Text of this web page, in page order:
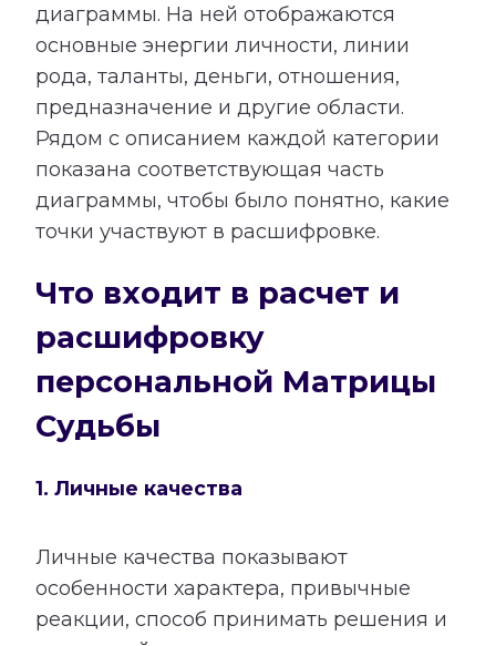
диаграммы. На ней отображаются
основные энергии личности, линии
рода, таланты, деньги, отношения,
предназначение и другие области.
Рядом с описанием каждой категории
показана соответствующая часть
диаграммы, чтобы было понятно, какие
точки участвуют в расшифровке.
Что входит в расчет и
расшифровку
персональной Матрицы
Судьбы
1. Личные качества
Личные качества показывают
особенности характера, привычные
реакции, способ принимать решения и